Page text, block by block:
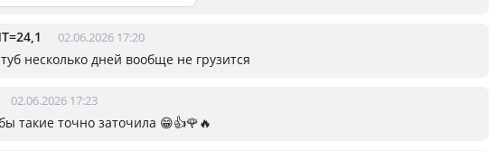
02.06.2026 17:20
несколько дней вообще не грузится
02.06.2026 17:23
такие точно заточила 😁👍🌹🔥